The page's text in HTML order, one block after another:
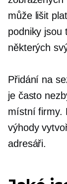
může lišit
podniky jsou
některých
Přidání na
je často
místní firmy.
výhody
adresáři.